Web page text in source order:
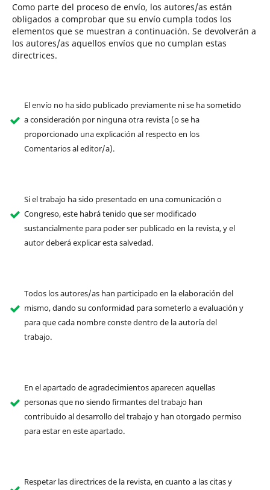
Como parte del proceso de envío, los autores/as están
obligados a comprobar que su envío cumpla todos los
elementos que se muestran a continuación. Se devolverán a
los autores/as aquellos envíos que no cumplan estas
directrices.
El envío no ha sido publicado previamente ni se ha sometido
a consideración por ninguna otra revista (o se ha
proporcionado una explicación al respecto en los
Comentarios al editor/a).
Si el trabajo ha sido presentado en una comunicación o
Congreso, este habrá tenido que ser modificado
sustancialmente para poder ser publicado en la revista, y el
autor deberá explicar esta salvedad.
Todos los autores/as han participado en la elaboración del
mismo, dando su conformidad para someterlo a evaluación y
para que cada nombre conste dentro de la autoría del
trabajo.
En el apartado de agradecimientos aparecen aquellas
personas que no siendo firmantes del trabajo han
contribuido al desarrollo del trabajo y han otorgado permiso
para estar en este apartado.
Respetar las directrices de la revista, en cuanto a las citas y